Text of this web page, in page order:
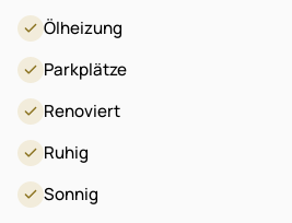
Ölheizung
Parkplätze
Renoviert
Ruhig
Sonnig